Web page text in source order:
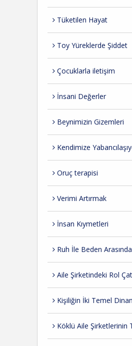
Tüketilen Hayat
Toy Yüreklerde Şiddet
Çocuklarla iletişim
İnsani Değerler
Beynimizin Gizemleri
Kendimize
Oruç terapisi
Verimi Artırmak
İnsan Kıymetleri
Ruh İle Beden Arasında
Aile Şirketindeki Rol
Kişiliğin İki Temel
Köklü Aile Şirketlerinin